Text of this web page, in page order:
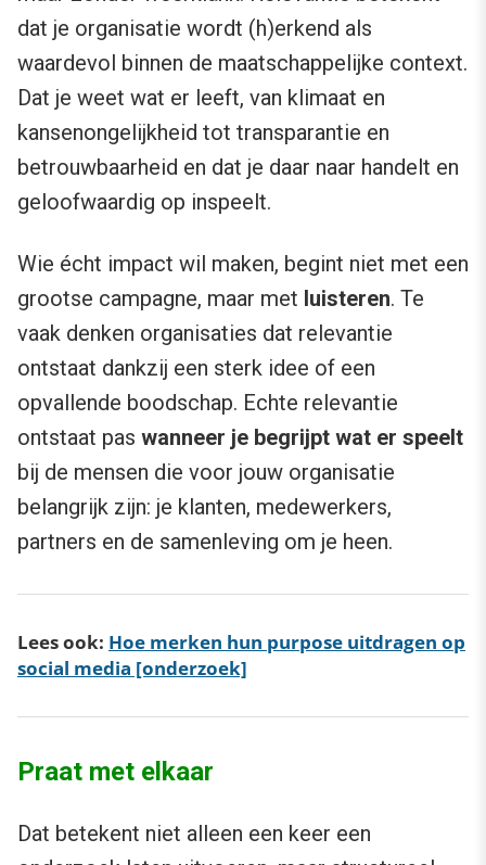
dat je organisatie wordt (h)erkend als
waardevol binnen de maatschappelijke context.
Dat je weet wat er leeft, van klimaat en
kansenongelijkheid tot transparantie en
betrouwbaarheid en dat je daar naar handelt en
geloofwaardig op inspeelt.
Wie écht impact wil maken, begint niet met een
grootse campagne, maar met luisteren. Te
vaak denken organisaties dat relevantie
ontstaat dankzij een sterk idee of een
opvallende boodschap. Echte relevantie
ontstaat pas wanneer je begrijpt wat er speelt
bij de mensen die voor jouw organisatie
belangrijk zijn: je klanten, medewerkers,
partners en de samenleving om je heen.
Lees ook: Hoe merken hun purpose uitdragen op
social media [onderzoek]
Praat met elkaar
Dat betekent niet alleen een keer een